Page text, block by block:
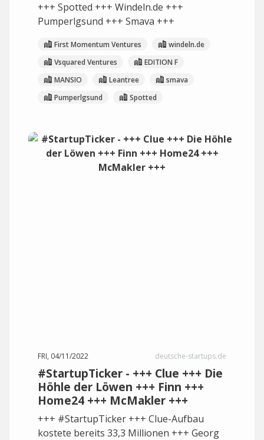
+++ Spotted +++ Windeln.de +++
Pumperlgsund +++ Smava +++
First Momentum Ventures
windeln.de
Vsquared Ventures
EDITION F
MANSIO
Leantree
smava
Pumperlgsund
Spotted
FRI, 04/11/2022 deutsche-startups.de
#StartupTicker - +++ Clue +++ Die
Höhle der Löwen +++ Finn +++
Home24 +++ McMakler +++
+++ #StartupTicker +++ Clue-Aufbau
kostete bereits 33,3 Millionen +++ Georg